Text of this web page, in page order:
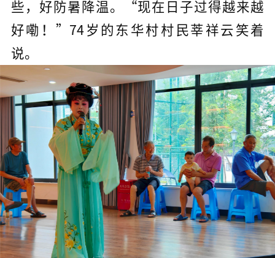
些，好防暑降温。“现在日子过得越来越
好嘞！”74岁的东华村村民莘祥云笑着
说。